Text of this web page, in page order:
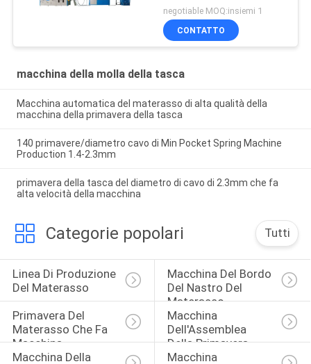
CE 120 molle Min
Production Line
negotiable MOQ:insiemi 1
CONTATTO
macchina della molla della tasca
Macchina automatica del materasso di alta qualità della
macchina della primavera della tasca
140 primavere/diametro cavo di Min Pocket Spring Machine
Production 1.4-2.3mm
primavera della tasca del diametro di cavo di 2.3mm che fa
alta velocità della macchina
Categorie popolari Tutti
Linea Di Produzione
Del Materasso
Macchina Del Bordo
Del Nastro Del
Materasso
Primavera Del
Materasso Che Fa
Macchina
Macchina
Dell'Assemblea
Della Primavera
Macchina Della
Macchina